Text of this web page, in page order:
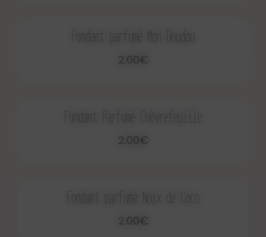
Fondant parfumé Mon Doudou
2.00€
Fondant Parfumé Chèvrefeuille
2.00€
Fondant parfumé Noix de Coco
2.00€